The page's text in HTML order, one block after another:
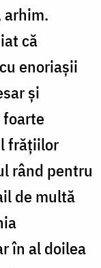
arhim.
că
enoriaşii
şi
foarte
frăţiilor
rând pentru
de multă
în al doilea